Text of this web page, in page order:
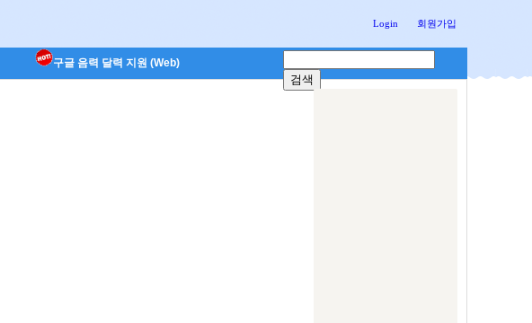
Login 회원가입
구글 음력 달력 지원 (Web)